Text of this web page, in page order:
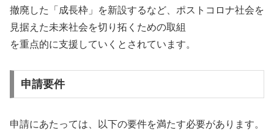
撤廃した「成長枠」を新設するなど、ポストコロナ社会を
見据えた未来社会を切り拓くための取組
を重点的に支援していくとされています。
申請要件
申請にあたっては、以下の要件を満たす必要があります。